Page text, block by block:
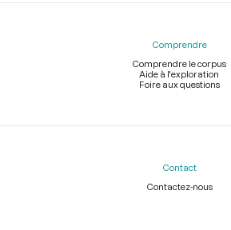
Comprendre
Comprendre le corpus
Aide à l'exploration
Foire aux questions
Contact
Contactez-nous